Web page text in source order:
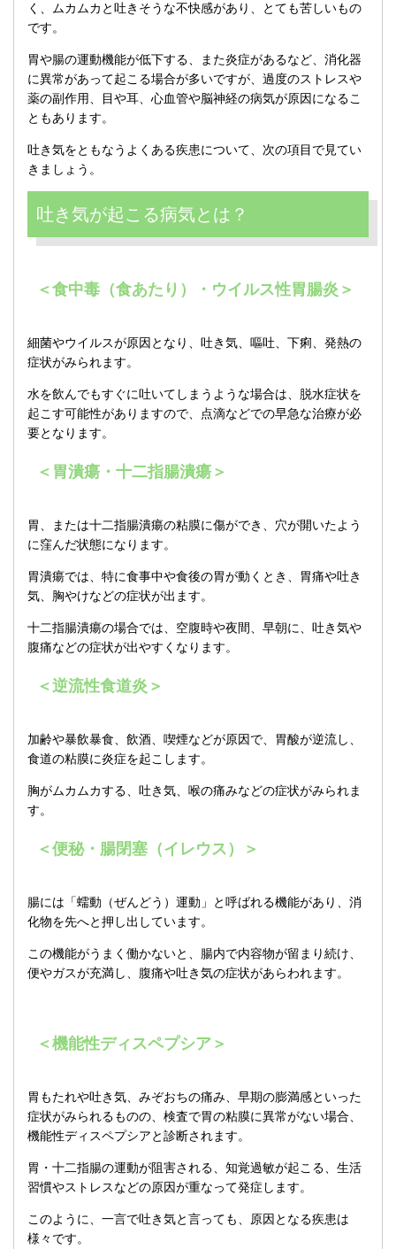
く、ムカムカと吐きそうな不快感があり、とても苦しいもの
です。
胃や腸の運動機能が低下する、また炎症があるなど、消化器
に異常があって起こる場合が多いですが、過度のストレスや
薬の副作用、目や耳、心血管や脳神経の病気が原因になるこ
ともあります。
吐き気をともなうよくある疾患について、次の項目で見てい
きましょう。
吐き気が起こる病気とは？
＜食中毒（食あたり）・ウイルス性胃腸炎＞
細菌やウイルスが原因となり、吐き気、嘔吐、下痢、発熱の
症状がみられます。
水を飲んでもすぐに吐いてしまうような場合は、脱水症状を
起こす可能性がありますので、点滴などでの早急な治療が必
要となります。
＜胃潰瘍・十二指腸潰瘍＞
胃、または十二指腸潰瘍の粘膜に傷ができ、穴が開いたよう
に窪んだ状態になります。
胃潰瘍では、特に食事中や食後の胃が動くとき、胃痛や吐き
気、胸やけなどの症状が出ます。
十二指腸潰瘍の場合では、空腹時や夜間、早朝に、吐き気や
腹痛などの症状が出やすくなります。
＜逆流性食道炎＞
加齢や暴飲暴食、飲酒、喫煙などが原因で、胃酸が逆流し、
食道の粘膜に炎症を起こします。
胸がムカムカする、吐き気、喉の痛みなどの症状がみられま
す。
＜便秘・腸閉塞（イレウス）＞
腸には「蠕動（ぜんどう）運動」と呼ばれる機能があり、消
化物を先へと押し出しています。
この機能がうまく働かないと、腸内で内容物が留まり続け、
便やガスが充満し、腹痛や吐き気の症状があらわれます。
＜機能性ディスペプシア＞
胃もたれや吐き気、みぞおちの痛み、早期の膨満感といった
症状がみられるものの、検査で胃の粘膜に異常がない場合、
機能性ディスペプシアと診断されます。
胃・十二指腸の運動が阻害される、知覚過敏が起こる、生活
習慣やストレスなどの原因が重なって発症します。
このように、一言で吐き気と言っても、原因となる疾患は
様々です。